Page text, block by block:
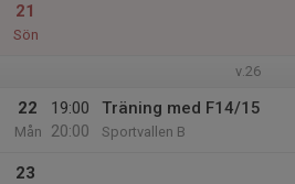
21
Sön
v.26
22
Mån
19:00
20:00
Träning med F14/15
Sportvallen B
23